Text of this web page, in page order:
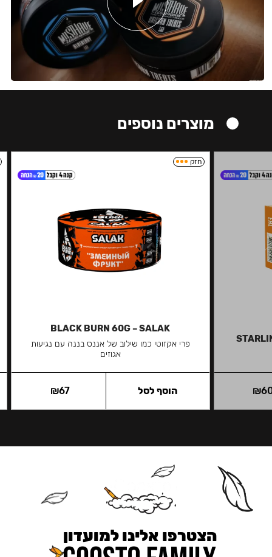
מוצרים נוספים
₪
חזק
BLACK BURN 60G – SALAK
פרי אקזוטי כמו שילוב של אננס בננה עם נגיעות
אגוזים
₪67 הוסף לסל
הצטרפו אלינו למועדון